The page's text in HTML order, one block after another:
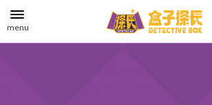
menu